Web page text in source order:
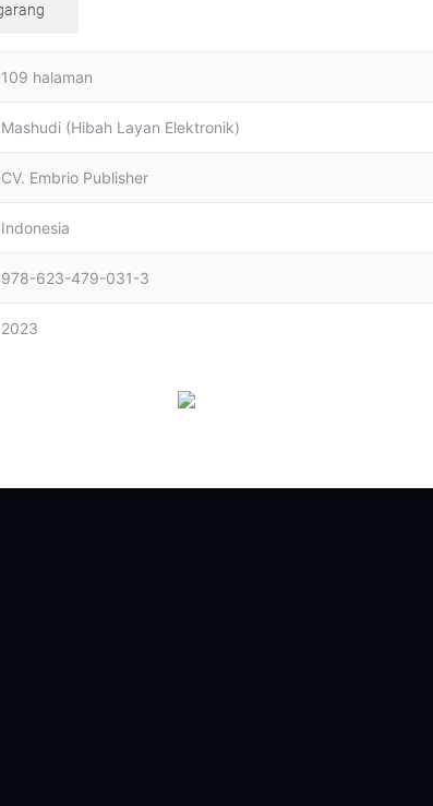
109 halaman
Mashudi (Hibah Layan Elektronik)
CV. Embrio Publisher
Indonesia
978-623-479-031-3
2023